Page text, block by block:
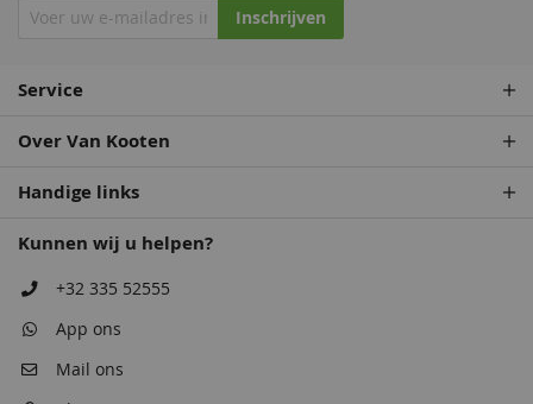
Inschrijven
Service
Over Van Kooten
Handige links
Kunnen wij u helpen?
+32 335 52555
App ons
Mail ons